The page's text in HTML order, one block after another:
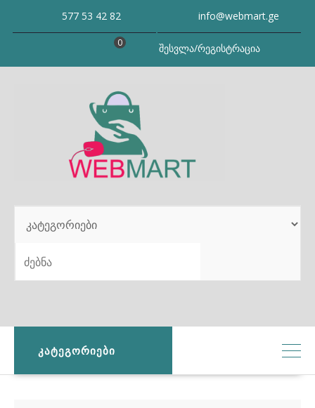
577 53 42 82 info@webmart.ge
შესვლა/რეგისტრაცია
0
SEARCH
ᲙᲐᲢᲔᲒᲝᲠᲘᲔᲑᲘ